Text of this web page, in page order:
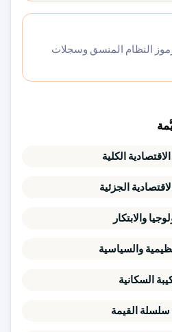
النظام المنسق وسجلات
الكلية
الجزئية
والابتكار
والسياسية
السكانية
سلسلة القيمة